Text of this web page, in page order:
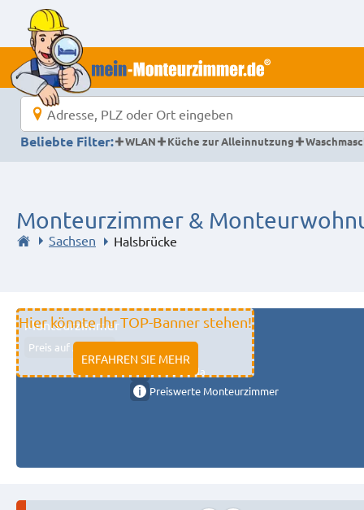
Beliebte Filter:
WLAN Küche zur Alleinnutzung
Monteurzimmer &
Sachsen Halsbrücke
Hier könnte Ihr TOP-Banner stehen!
ERFAHREN SIE MEHR
Monteurzimmer
Preis auf Anfrage
11333 fulda
Preiswerte Monteurzimmer